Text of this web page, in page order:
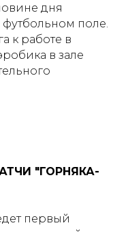
дня
поле.
к работе в
в зале
"ГОРНЯКА-
первый